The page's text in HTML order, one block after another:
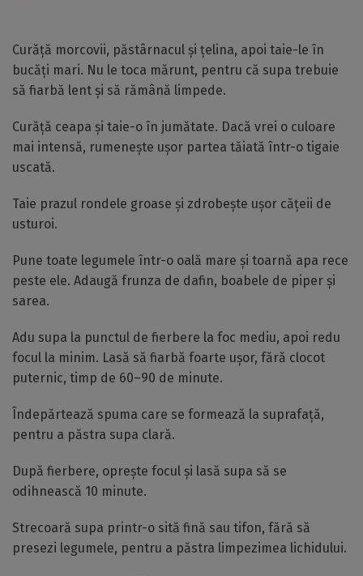
Curăță morcovii, păstârnacul și țelina, apoi taie-le în
bucăți mari. Nu le toca mărunt, pentru că supa trebuie
să fiarbă lent și să rămână limpede.
Curăță ceapa și taie-o în jumătate. Dacă vrei o culoare
mai intensă, rumenește ușor partea tăiată într-o tigaie
uscată.
Taie prazul rondele groase și zdrobește ușor cățeii de
usturoi.
Pune toate legumele într-o oală mare și toarnă apa rece
peste ele. Adaugă frunza de dafin, boabele de piper și
sarea.
Adu supa la punctul de fierbere la foc mediu, apoi redu
focul la minim. Lasă să fiarbă foarte ușor, fără clocot
puternic, timp de 60–90 de minute.
Îndepărtează spuma care se formează la suprafață,
pentru a păstra supa clară.
După fierbere, oprește focul și lasă supa să se
odihnească 10 minute.
Strecoară supa printr-o sită fină sau tifon, fără să
presezi legumele, pentru a păstra limpezimea lichidului.